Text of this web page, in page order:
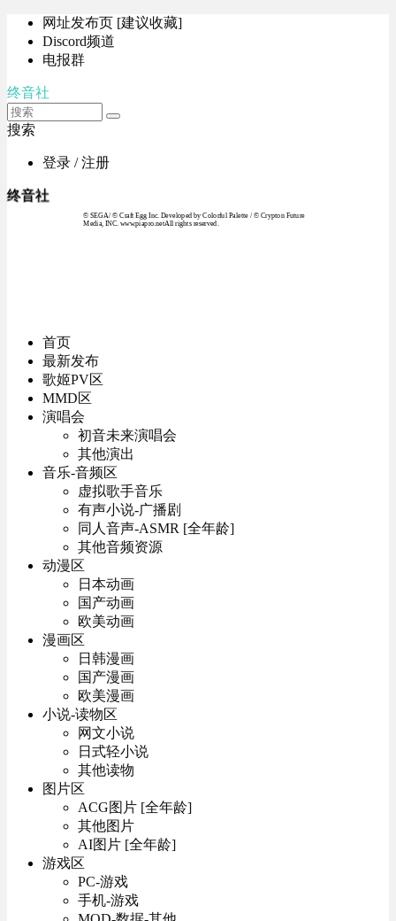
网址发布页 [建议收藏]
Discord频道
电报群
终音社
搜索
登录 / 注册
终音社
© SEGA / © Craft Egg Inc. Developed by Colorful Palette / © Crypton Future
Media, INC. www.piapro.netAll rights reserved.
首页
最新发布
歌姬PV区
MMD区
演唱会
初音未来演唱会
其他演出
音乐-音频区
虚拟歌手音乐
有声小说-广播剧
同人音声-ASMR [全年龄]
其他音频资源
动漫区
日本动画
国产动画
欧美动画
漫画区
日韩漫画
国产漫画
欧美漫画
小说-读物区
网文小说
日式轻小说
其他读物
图片区
ACG图片 [全年龄]
其他图片
AI图片 [全年龄]
游戏区
PC-游戏
手机-游戏